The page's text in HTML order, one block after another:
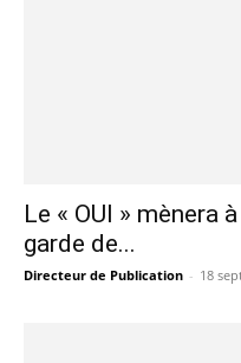
Le « OUI » mènera
garde de...
Directeur de Publication - 18